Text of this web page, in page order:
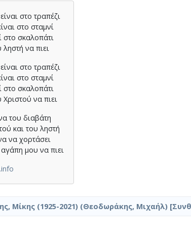
στο τραπέζι
στο σταμνί
στο σκαλοπάτι
να πιει
στο τραπέζι
στο σταμνί
στο σκαλοπάτι
να πιει
του διαβάτη
και του ληστή
να χορτάσει
μου να πιει
Μίκης (1925-2021) (Θεοδωράκης, Μιχαήλ)